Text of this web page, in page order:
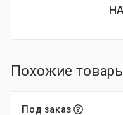
Похожие
Под заказ